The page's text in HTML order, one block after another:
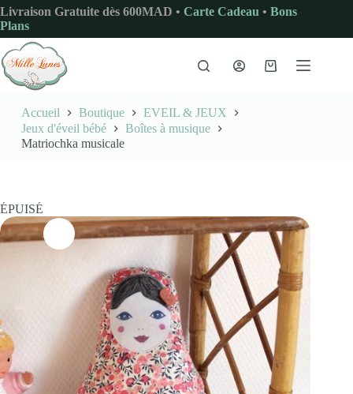
Passer
au
contenu
Livraison Gratuite dès 600MAD • Carte Cadeau • Bons
Plans
Panier
Accueil Boutique
EVEIL & JEUX
Jeux d'éveil bébé
Boîtes à musique
Matriochka musicale
ÉPUISÉ